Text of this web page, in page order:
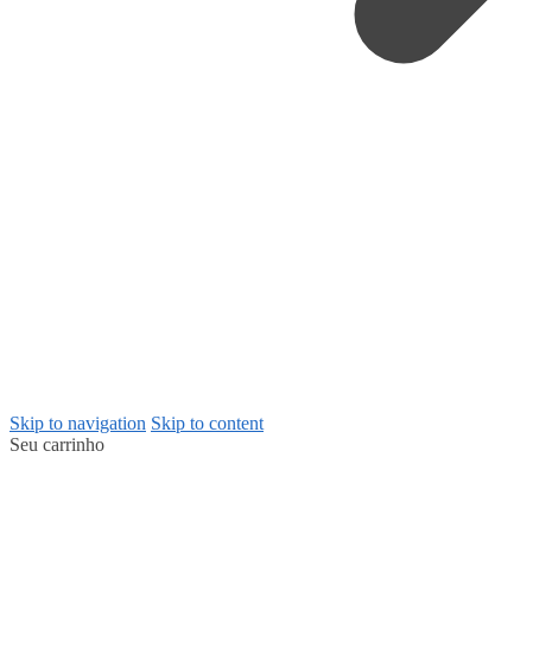
Skip to navigation Skip to content
Seu carrinho